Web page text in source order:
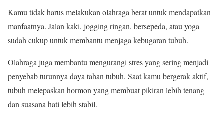
Kamu tidak harus melakukan olahraga berat untuk mendapatkan
manfaatnya. Jalan kaki, jogging ringan, bersepeda, atau yoga
sudah cukup untuk membantu menjaga kebugaran tubuh.
Olahraga juga membantu mengurangi stres yang sering menjadi
penyebab turunnya daya tahan tubuh. Saat kamu bergerak aktif,
tubuh melepaskan hormon yang membuat pikiran lebih tenang
dan suasana hati lebih stabil.